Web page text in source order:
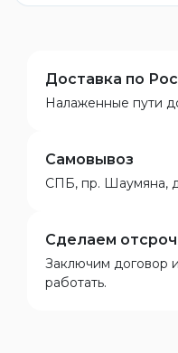
Доставка по
Налаженные пути
Самовывоз
СПБ, пр. Шаумяна,
Сделаем
Заключим договор
работать.